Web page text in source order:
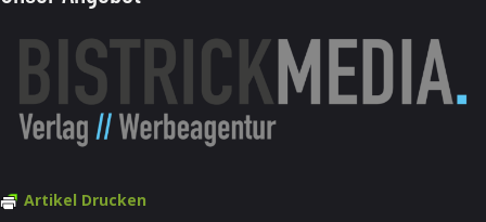
Artikel Drucken